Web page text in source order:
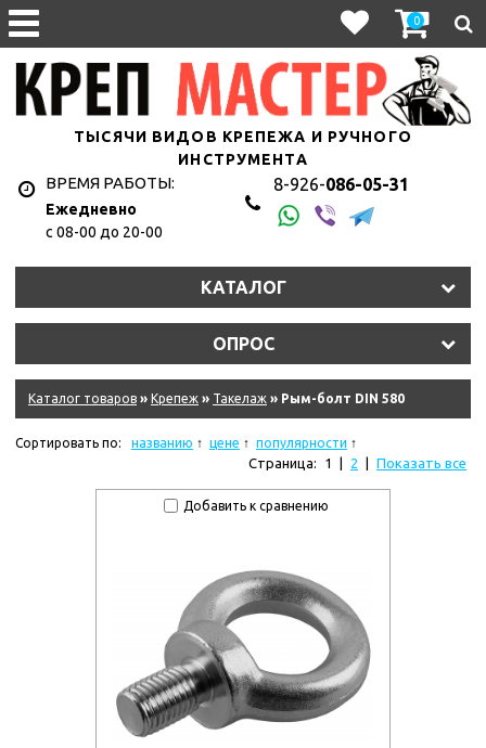
0
ТЫСЯЧИ ВИДОВ КРЕПЕЖА И РУЧНОГО
ИНСТРУМЕНТА
ВРЕМЯ РАБОТЫ:
Ежедневно
с 08-00 до 20-00
8-926-086-05-31
КАТАЛОГ
ОПРОС
Каталог товаров » Крепеж » Такелаж » Рым-болт DIN 580
Сортировать по: названию цене популярности
Страница: 1 2 Показать все
Добавить к сравнению